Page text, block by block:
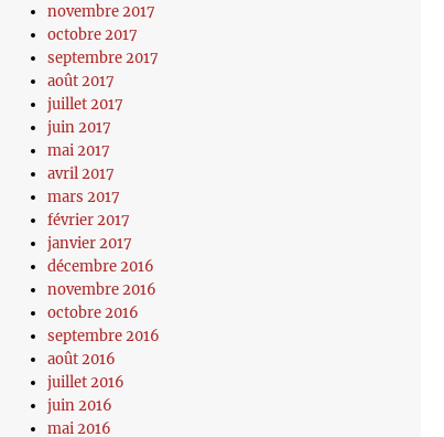
novembre 2017
octobre 2017
septembre 2017
août 2017
juillet 2017
juin 2017
mai 2017
avril 2017
mars 2017
février 2017
janvier 2017
décembre 2016
novembre 2016
octobre 2016
septembre 2016
août 2016
juillet 2016
juin 2016
mai 2016